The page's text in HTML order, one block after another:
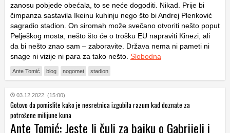
zanosu pobjede obećala, to se neće dogoditi. Nikad. Prije bi
čimpanza sastavila Ikeinu kuhinju nego što bi Andrej Plenković
sagradio stadion. On siromah može svečano otvoriti nešto poput
Pelješkog mosta, nešto što će o trošku EU napraviti Kinezi, ali
da bi nešto znao sam – zaboravite. Država nema ni pameti ni
snage ni vizije ni para za tako nešto. Slobodna
Ante Tomić blog nogomet stadion
03.12.2022. (15:00)
Gotovo da pomislite kako je nesretnica izgubila razum kad doznate za
potrošene milijune kuna
Ante Tomić: Jeste li čuli za bajku o Gabrijeli i